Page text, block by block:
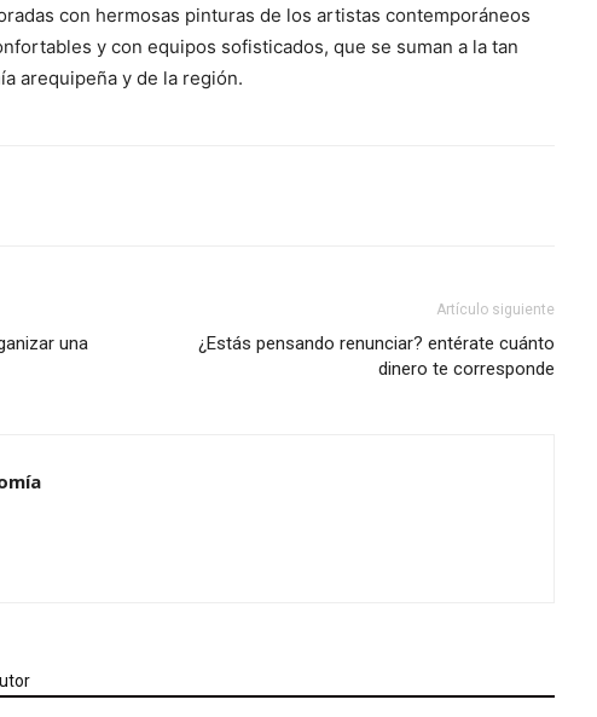
con hermosas pinturas de los artistas contemporáneos
y con equipos sofisticados, que se suman a la tan
arequipeña y de la región.
una
Artículo siguiente
¿Estás pensando renunciar? entérate cuánto
dinero te corresponde